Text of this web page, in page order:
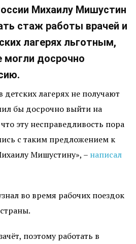
Михаилу Мишустин
стаж работы врачей и
лагерях льготным,
досрочно
лагерях не получают
бы досрочно выйти на
эту несправедливость пора
с таким предложением к
Мишустину», – написал
во время рабочих поездок
поэтому работать в